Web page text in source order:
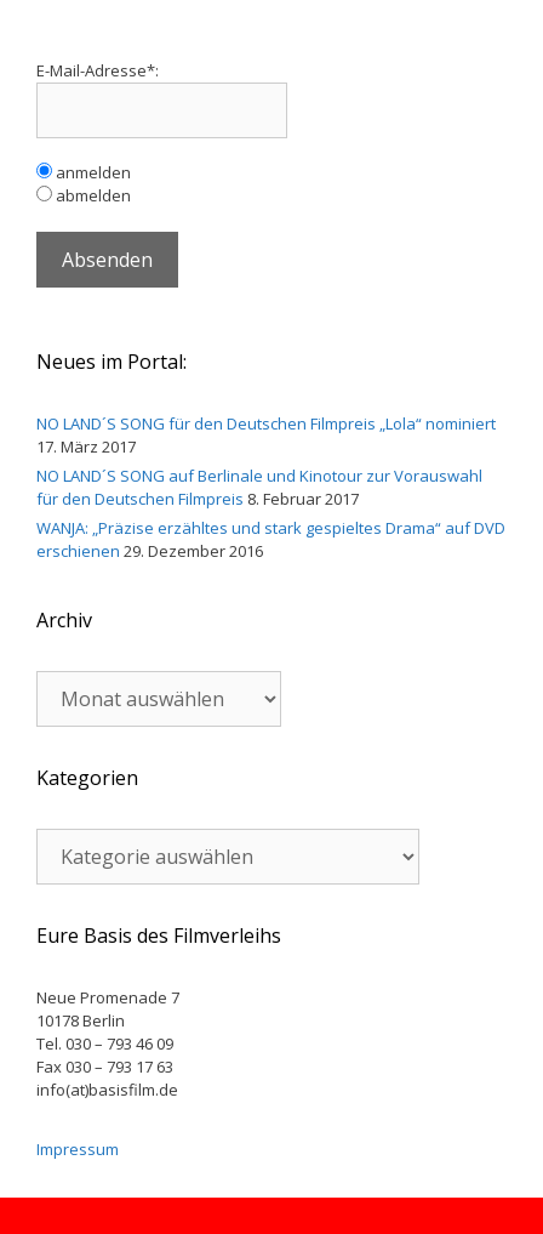
E-Mail-Adresse*:
anmelden
abmelden
Neues im Portal:
NO LAND´S SONG für den Deutschen Filmpreis „Lola“ nominiert
17. März 2017
NO LAND´S SONG auf Berlinale und Kinotour zur Vorauswahl
für den Deutschen Filmpreis 8. Februar 2017
WANJA: „Präzise erzähltes und stark gespieltes Drama“ auf DVD
erschienen 29. Dezember 2016
Archiv
Kategorien
Eure Basis des Filmverleihs
Neue Promenade 7
10178 Berlin
Tel. 030 – 793 46 09
Fax 030 – 793 17 63
info(at)basisfilm.de
Impressum